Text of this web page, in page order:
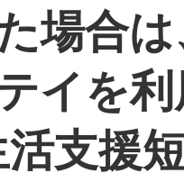
場合
イを
支援